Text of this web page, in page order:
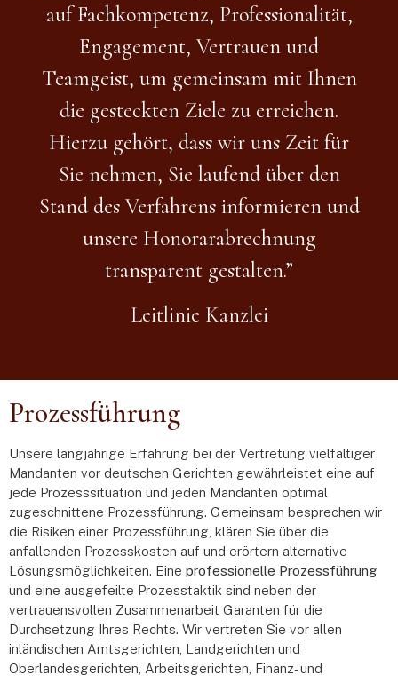
auf Fachkompetenz, Professionalität,
Engagement, Vertrauen und
Teamgeist, um gemeinsam mit Ihnen
die gesteckten Ziele zu erreichen.
Hierzu gehört, dass wir uns Zeit für
Sie nehmen, Sie laufend über den
Stand des Verfahrens informieren und
unsere Honorarabrechnung
transparent gestalten.”
Leitlinie Kanzlei
Prozessführung
Unsere langjährige Erfahrung bei der Vertretung vielfältiger
Mandanten vor deutschen Gerichten gewährleistet eine auf
jede Prozesssituation und jeden Mandanten optimal
zugeschnittene Prozessführung. Gemeinsam besprechen wir
die Risiken einer Prozessführung, klären Sie über die
anfallenden Prozesskosten auf und erörtern alternative
Lösungsmöglichkeiten. Eine professionelle Prozessführung
und eine ausgefeilte Prozesstaktik sind neben der
vertrauensvollen Zusammenarbeit Garanten für die
Durchsetzung Ihres Rechts. Wir vertreten Sie vor allen
inländischen Amtsgerichten, Landgerichten und
Oberlandesgerichten, Arbeitsgerichten, Finanz- und